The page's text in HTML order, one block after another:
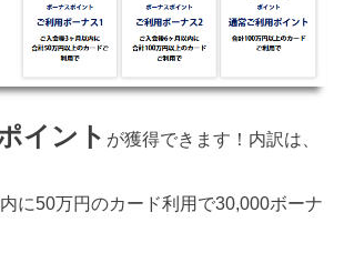
イント が獲得できます！内訳は、
に50万円のカード利用で30,000ボーナ